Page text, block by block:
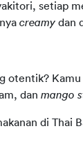
setiap
creamy dan
otentik?
dan mango
di